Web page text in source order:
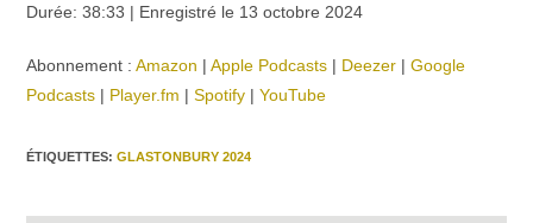
YouTube
LINK
Durée: 38:33 | Enregistré le 13 octobre 2024
Abonnement :Amazon |Apple Podcasts | Deezer |Google
Podcasts | Player.fm |Spotify |YouTube
ÉTIQUETTES:GLASTONBURY 2024